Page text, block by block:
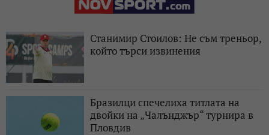
Станимир Стоилов: Не съм треньор,
който търси извинения
Бразилци спечелиха титлата на
двойки на „Чалънджър“ турнира в
Пловдив